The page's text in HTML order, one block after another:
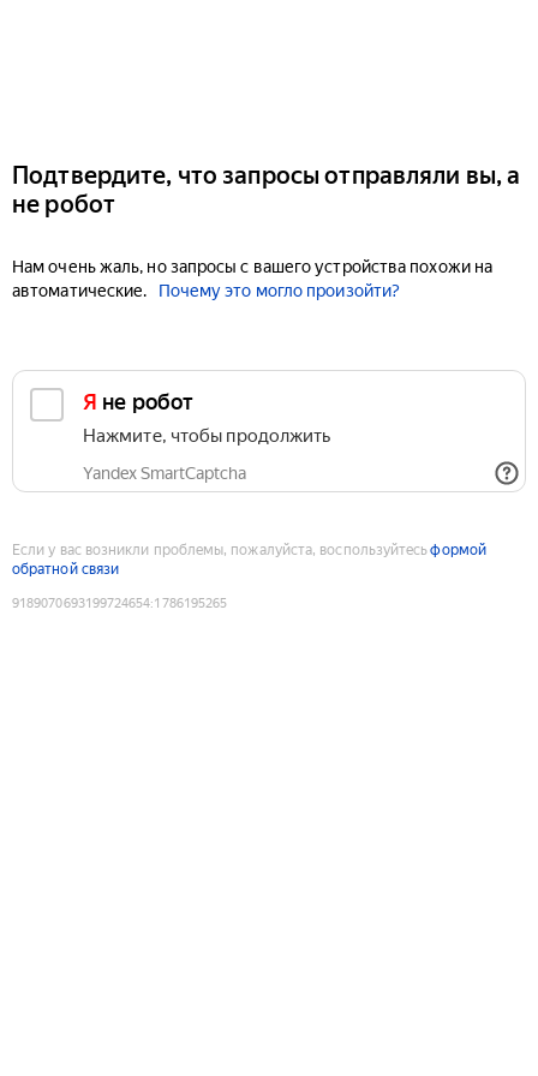
Подтвердите, что запросы отправляли вы, а
не робот
Нам очень жаль, но запросы с вашего устройства похожи на
автоматические.
Почему это могло произойти?
Я не робот
Нажмите, чтобы продолжить
Yandex SmartCaptcha
Если у вас возникли проблемы, пожалуйста, воспользуйтесьформой
обратной связи
9189070693199724654:1786195265